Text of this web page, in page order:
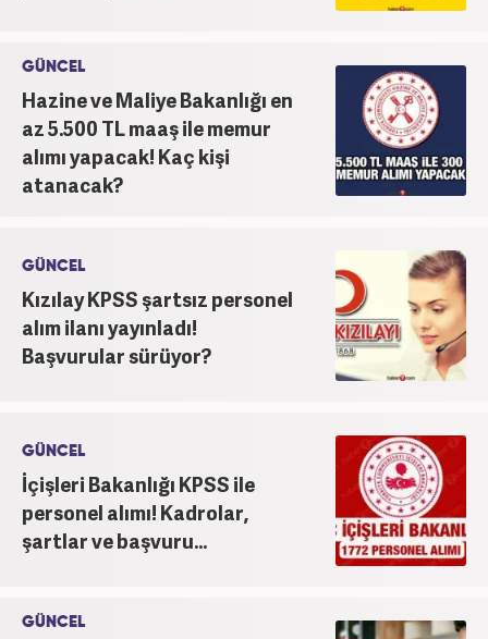
GÜNCEL
Hazine ve Maliye Bakanlığı en
az 5.500 TL maaş ile memur
alımı yapacak! Kaç kişi
atanacak?
GÜNCEL
Kızılay KPSS şartsız personel
alım ilanı yayınladı!
Başvurular sürüyor?
GÜNCEL
İçişleri Bakanlığı KPSS ile
personel alımı! Kadrolar,
şartlar ve başvuru...
GÜNCEL